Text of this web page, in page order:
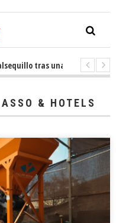
tras una jornada de
& HOTELS